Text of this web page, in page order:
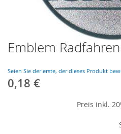
Emblem
Seien Sie der erste, der dieses Produkt
0,18 €
Preis inkl.
Skip
to
beginning
of